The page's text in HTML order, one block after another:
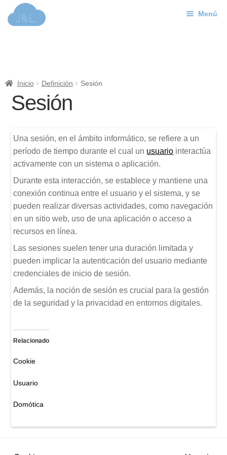
Menú
Inicio Definición Sesión
Sesión
Una sesión, en el ámbito informático, se refiere a un
período de tiempo durante el cual un usuario interactúa
activamente con un sistema o aplicación.
Durante esta interacción, se establece y mantiene una
conexión continua entre el usuario y el sistema, y se
pueden realizar diversas actividades, como navegación
en un sitio web, uso de una aplicación o acceso a
recursos en línea.
Las sesiones suelen tener una duración limitada y
pueden implicar la autenticación del usuario mediante
credenciales de inicio de sesión.
Además, la noción de sesión es crucial para la gestión
de la seguridad y la privacidad en entornos digitales.
Relacionado
Cookie
Usuario
Domótica